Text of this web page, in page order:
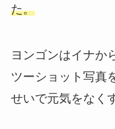
た。
ヨンゴンはイナか
ツーショット写真
せいで元気をなく